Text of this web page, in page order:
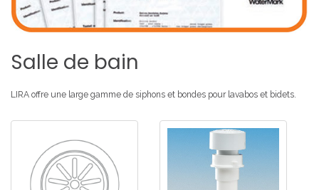
Salle de bain
LIRA offre une large gamme de siphons et bondes pour lavabos et bidets.